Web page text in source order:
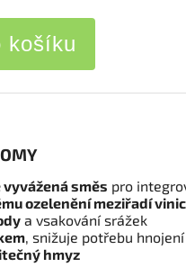
košíku
směs pro
ozelenění meziřadí vinic
a vsakování srážek
, snižuje potřebu hnojení
hmyz